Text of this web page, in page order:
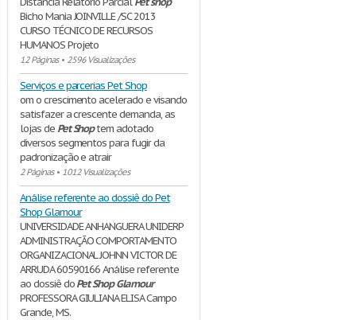
Bicho Mania JOINVILLE /SC 2013
CURSO TÉCNICO DE RECURSOS
HUMANOS Projeto
12 Páginas• 2596 Visualizações
Serviços e parcerias Pet Shop
om o crescimento acelerado e visando
satisfazer a crescente demanda, as
lojas de PetShoptem adotado
diversos segmentos para fugir da
padronização e atrair
2 Páginas• 1012 Visualizações
Análise referente ao dossiê do Pet
Shop Glamour
UNIVERSIDADE ANHANGUERA UNIDERP
ADMINISTRAÇÃO COMPORTAMENTO
ORGANIZACIONAL JOHNN VICTOR DE
ARRUDA 60590166 Análise referente
ao dossiê doPetShop Glamour
PROFESSORA GIULIANA ELISA Campo
Grande, MS.